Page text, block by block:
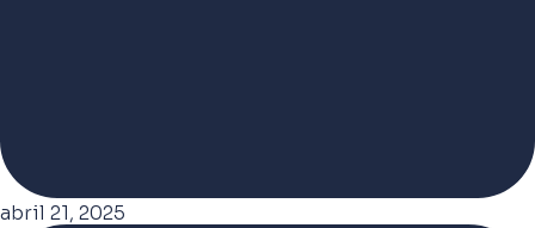
abril 21, 2025